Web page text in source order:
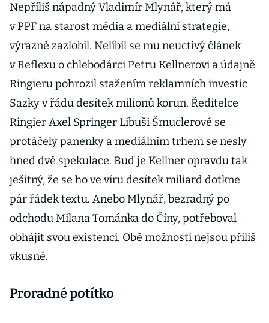
Nepříliš nápadný Vladimír Mlynář, který má
v PPF na starost média a mediální strategie,
výrazně zazlobil. Nelíbil se mu neuctivý článek
v Reflexu o chlebodárci Petru Kellnerovi a údajně
Ringieru pohrozil stažením reklamních investic
Sazky v řádu desítek milionů korun. Ředitelce
Ringier Axel Springer Libuši Šmuclerové se
protáčely panenky a mediálním trhem se nesly
hned dvě spekulace. Buď je Kellner opravdu tak
ješitný, že se ho ve víru desítek miliard dotkne
pár řádek textu. Anebo Mlynář, bezradný po
odchodu Milana Tománka do Číny, potřeboval
obhájit svou existenci. Obě možnosti nejsou příliš
vkusné.
Proradné potítko